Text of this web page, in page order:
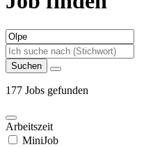
Suchen
177 Jobs gefunden
Arbeitszeit
MiniJob